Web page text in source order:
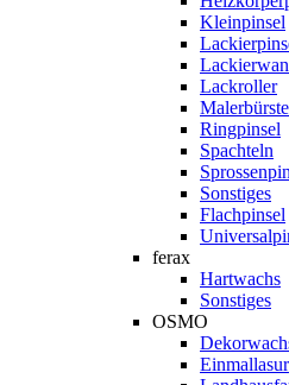
Kleinpinsel
Lackroller
Ringpinsel
Spachteln
Sonstiges
Flachpinsel
ferax
Hartwachs
Sonstiges
OSMO
Einmallasur